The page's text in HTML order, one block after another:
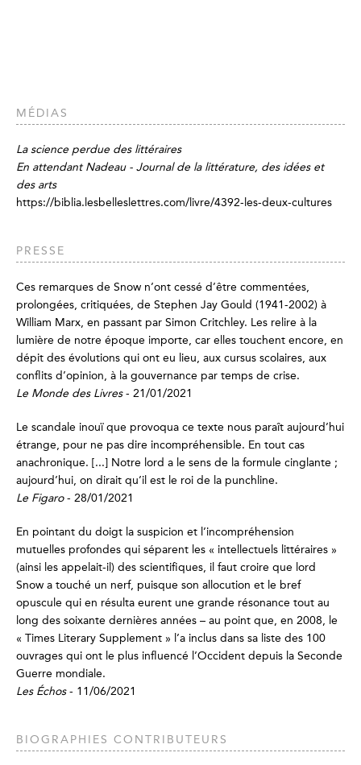
MÉDIAS
La science perdue des littéraires
En attendant Nadeau - Journal de la littérature, des idées et
des arts
https://biblia.lesbelleslettres.com/livre/4392-les-deux-cultures
PRESSE
Ces remarques de Snow n’ont cessé d’être commentées,
prolongées, critiquées, de Stephen Jay Gould (1941-2002) à
William Marx, en passant par Simon Critchley. Les relire à la
lumière de notre époque importe, car elles touchent encore, en
dépit des évolutions qui ont eu lieu, aux cursus scolaires, aux
conflits d’opinion, à la gouvernance par temps de crise.
Le Monde des Livres- 21/01/2021
Le scandale inouï que provoqua ce texte nous paraît aujourd’hui
étrange, pour ne pas dire incompréhensible. En tout cas
anachronique. [...] Notre lord a le sens de la formule cinglante ;
aujourd’hui, on dirait qu’il est le roi de la punchline.
Le Figaro- 28/01/2021
En pointant du doigt la suspicion et l’incompréhension
mutuelles profondes qui séparent les « intellectuels littéraires »
(ainsi les appelait-il) des scientifiques, il faut croire que lord
Snow a touché un nerf, puisque son allocution et le bref
opuscule qui en résulta eurent une grande résonance tout au
long des soixante dernières années – au point que, en 2008, le
« Times Literary Supplement » l’a inclus dans sa liste des 100
ouvrages qui ont le plus influencé l’Occident depuis la Seconde
Guerre mondiale.
Les Échos- 11/06/2021
BIOGRAPHIES CONTRIBUTEURS